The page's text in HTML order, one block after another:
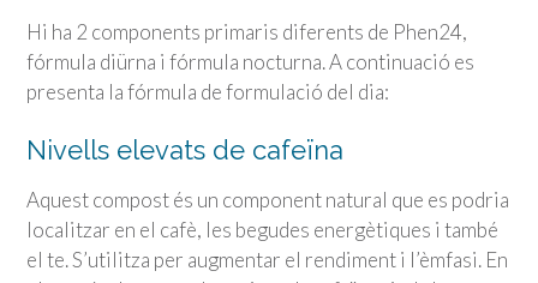
Hi ha 2 components primaris diferents de Phen24,
fórmula diürna i fórmula nocturna. A continuació es
presenta la fórmula de formulació del dia:
Nivells elevats de cafeïna
Aquest compost és un component natural que es podria
localitzar en el cafè, les begudes energètiques i també
el te. S’utilitza per augmentar el rendiment i l’èmfasi. En